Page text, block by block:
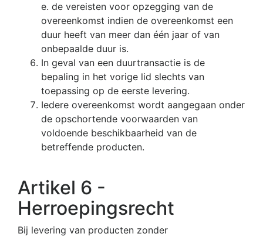
e. de vereisten voor opzegging van de
overeenkomst indien de overeenkomst een
duur heeft van meer dan één jaar of van
onbepaalde duur is.
In geval van een duurtransactie is de
bepaling in het vorige lid slechts van
toepassing op de eerste levering.
Iedere overeenkomst wordt aangegaan onder
de opschortende voorwaarden van
voldoende beschikbaarheid van de
betreffende producten.
Artikel 6 -
Herroepingsrecht
Bij levering van producten zonder